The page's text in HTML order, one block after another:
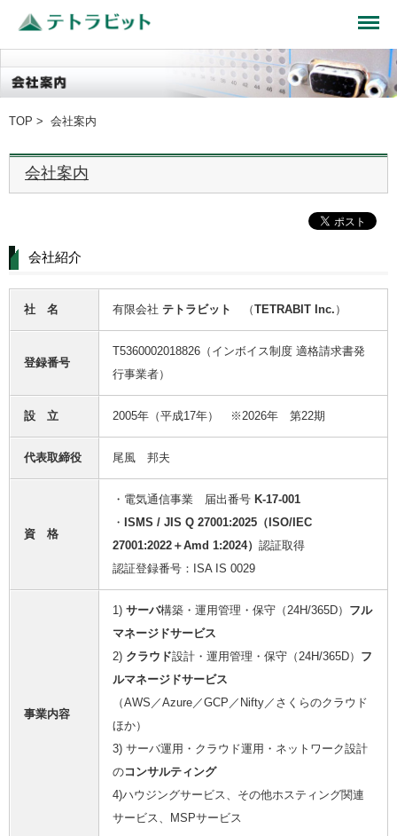
TOP > 会社案内
会社案内
会社紹介
社 名 有限会社 テトラビット （TETRABIT Inc. ）
登録番号
T5360002018826（インボイス制度 適格請求書発
行事業者）
設 立 2005年（平成17年） ※2026年 第22期
代表取締役 尾風 邦夫
資 格
・電気通信事業 届出番号 K-17-001
・ ISMS / JIS Q 27001:2025（ISO/IEC
27001:2022＋Amd 1:2024） 認証取得
認証登録番号：ISA IS 0029
事業内容
1) サーバ構築・運用管理・保守（24H/365D） フル
マネージドサービス
2) クラウド設計・運用管理・保守（24H/365D） フ
ルマネージドサービス
（AWS／Azure／GCP／Nifty／さくらのクラウド
ほか）
3) サーバ運用・クラウド運用・ネットワーク設計
のコンサルティング
4)ハウジングサービス、その他ホスティング関連
サービス、MSPサービス